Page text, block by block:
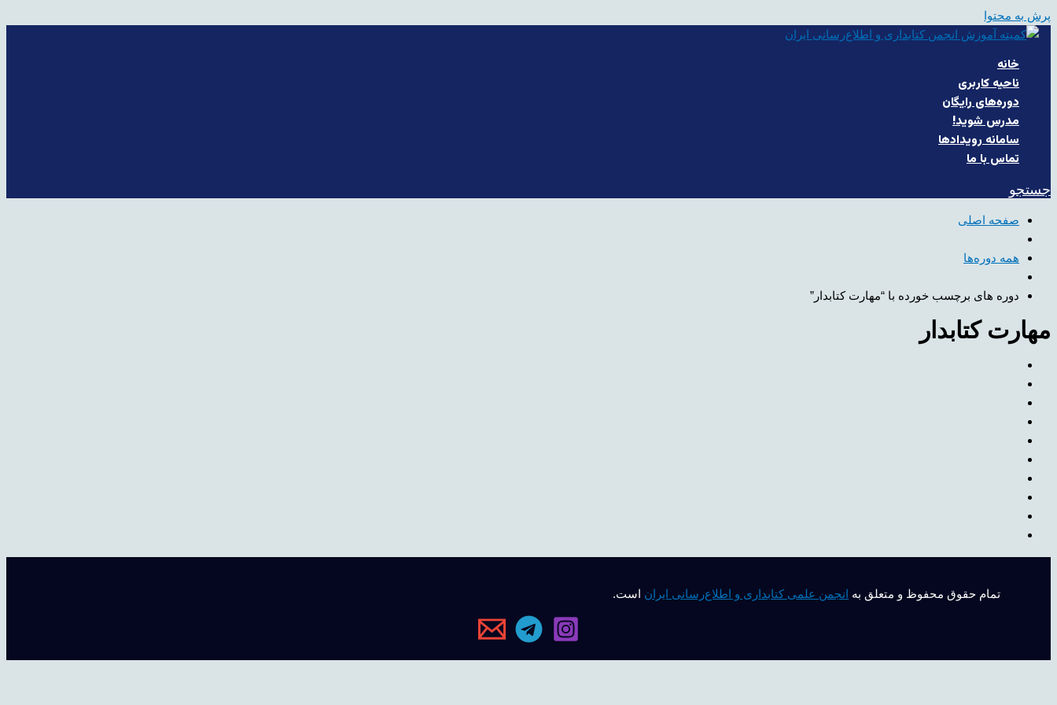
پرش به محتوا
خانه
ناحیه کاربری
دوره‌های رایگان
مدرس شوید!
سامانه رویدادها
تماس با ما
جستجو
صفحه اصلی
همه دوره‌ها
دوره های برچسب خورده با “مهارت کتابدار”
مهارت کتابدار
تمام حقوق محفوظ و متعلق به انجمن علمی کتابداری و اطلاع‌رسانی ایران است.